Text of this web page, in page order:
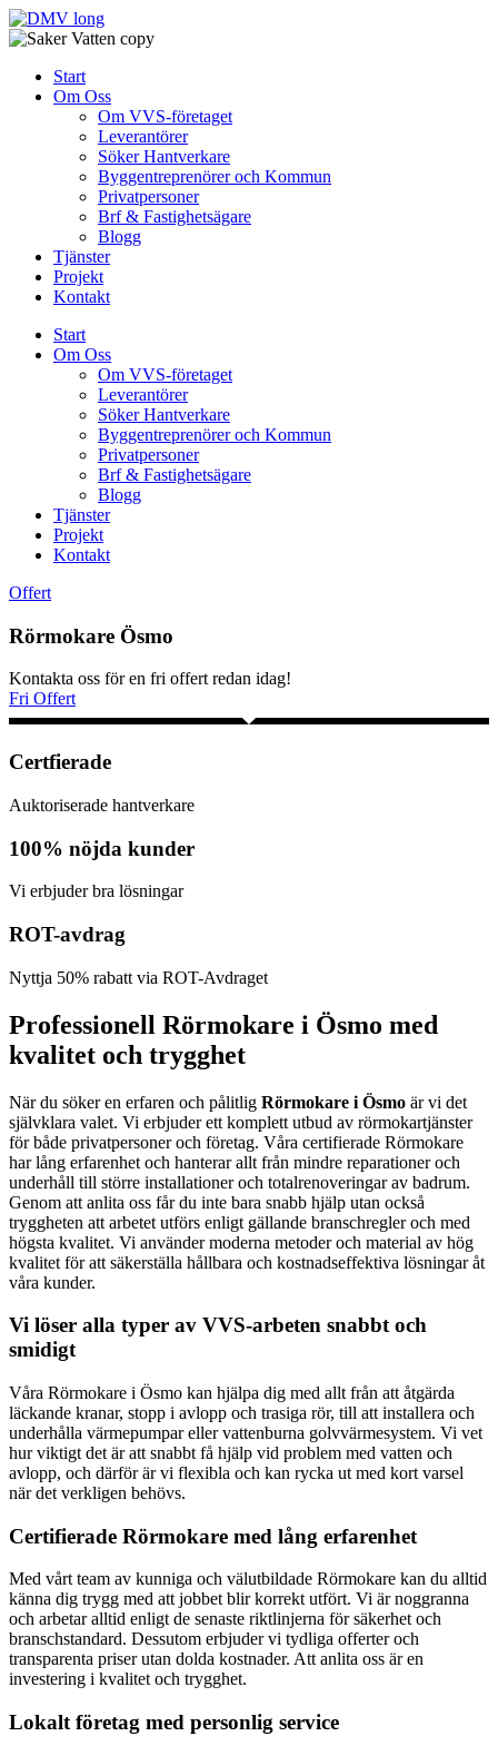
Skip
to
Start
Om Oss
Om VVS-företaget
Leverantörer
Söker Hantverkare
Byggentreprenörer och Kommun
Privatpersoner
Brf & Fastighetsägare
Blogg
Tjänster
Projekt
Kontakt
Start
Om Oss
Om VVS-företaget
Leverantörer
Söker Hantverkare
Byggentreprenörer och Kommun
Privatpersoner
Brf & Fastighetsägare
Blogg
Tjänster
Projekt
Kontakt
Offert
Rörmokare Ösmo
Kontakta oss för en fri offert redan idag!
Fri Offert
Certfierade
Auktoriserade hantverkare
100% nöjda kunder
Vi erbjuder bra lösningar
ROT-avdrag
Nyttja 50% rabatt via ROT-Avdraget
Professionell Rörmokare i Ösmo med
kvalitet och trygghet
När du söker en erfaren och pålitlig Rörmokare i Ösmo är vi det
självklara valet. Vi erbjuder ett komplett utbud av rörmokartjänster
för både privatpersoner och företag. Våra certifierade Rörmokare
har lång erfarenhet och hanterar allt från mindre reparationer och
underhåll till större installationer och totalrenoveringar av badrum.
Genom att anlita oss får du inte bara snabb hjälp utan också
tryggheten att arbetet utförs enligt gällande branschregler och med
högsta kvalitet. Vi använder moderna metoder och material av hög
kvalitet för att säkerställa hållbara och kostnadseffektiva lösningar åt
våra kunder.
Vi löser alla typer av VVS-arbeten snabbt och
smidigt
Våra Rörmokare i Ösmo kan hjälpa dig med allt från att åtgärda
läckande kranar, stopp i avlopp och trasiga rör, till att installera och
underhålla värmepumpar eller vattenburna golvvärmesystem. Vi vet
hur viktigt det är att snabbt få hjälp vid problem med vatten och
avlopp, och därför är vi flexibla och kan rycka ut med kort varsel
när det verkligen behövs.
Certifierade Rörmokare med lång erfarenhet
Med vårt team av kunniga och välutbildade Rörmokare kan du alltid
känna dig trygg med att jobbet blir korrekt utfört. Vi är noggranna
och arbetar alltid enligt de senaste riktlinjerna för säkerhet och
branschstandard. Dessutom erbjuder vi tydliga offerter och
transparenta priser utan dolda kostnader. Att anlita oss är en
investering i kvalitet och trygghet.
Lokalt företag med personlig service